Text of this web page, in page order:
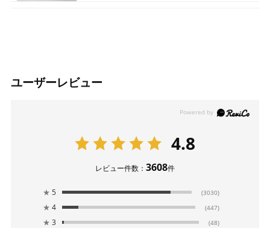
ユーザーレビュー
4.8
レビュー件数： 3608件
★ 5 (3030)
★ 4 (447)
★ 3 (48)